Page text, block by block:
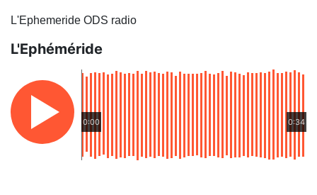
L'Ephemeride ODS radio
L'Ephéméride
0:00 0:34